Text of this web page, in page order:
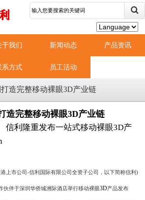
于我们 新闻动态 产品资讯
系方式 员工活动
造完整移动裸眼3D产业链
完整移动裸眼3D产业链
一站式移动裸眼3D产
市公司-信利国际有限公司全资子公司，以下简称信利)
伙伴于深圳华侨城洲际酒店举行移动裸眼3D产品发布